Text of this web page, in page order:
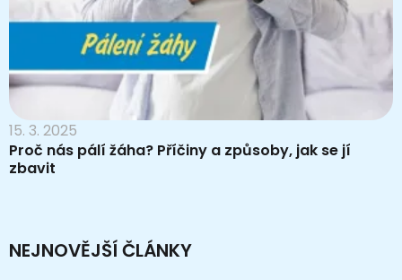
15. 3. 2025
Proč nás pálí žáha? Příčiny a způsoby, jak se jí
zbavit
NEJNOVĚJŠÍ ČLÁNKY